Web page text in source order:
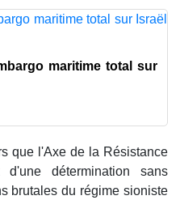
maritime total sur
que l'Axe de la Résistance
détermination sans
brutales du régime sioniste